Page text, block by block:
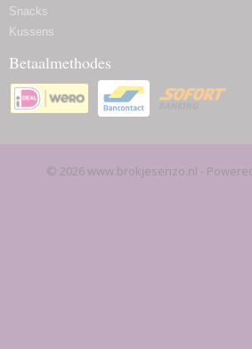
Snacks
Kussens
Betaalmethodes
© 2026 www.brokjesenzo.nl -